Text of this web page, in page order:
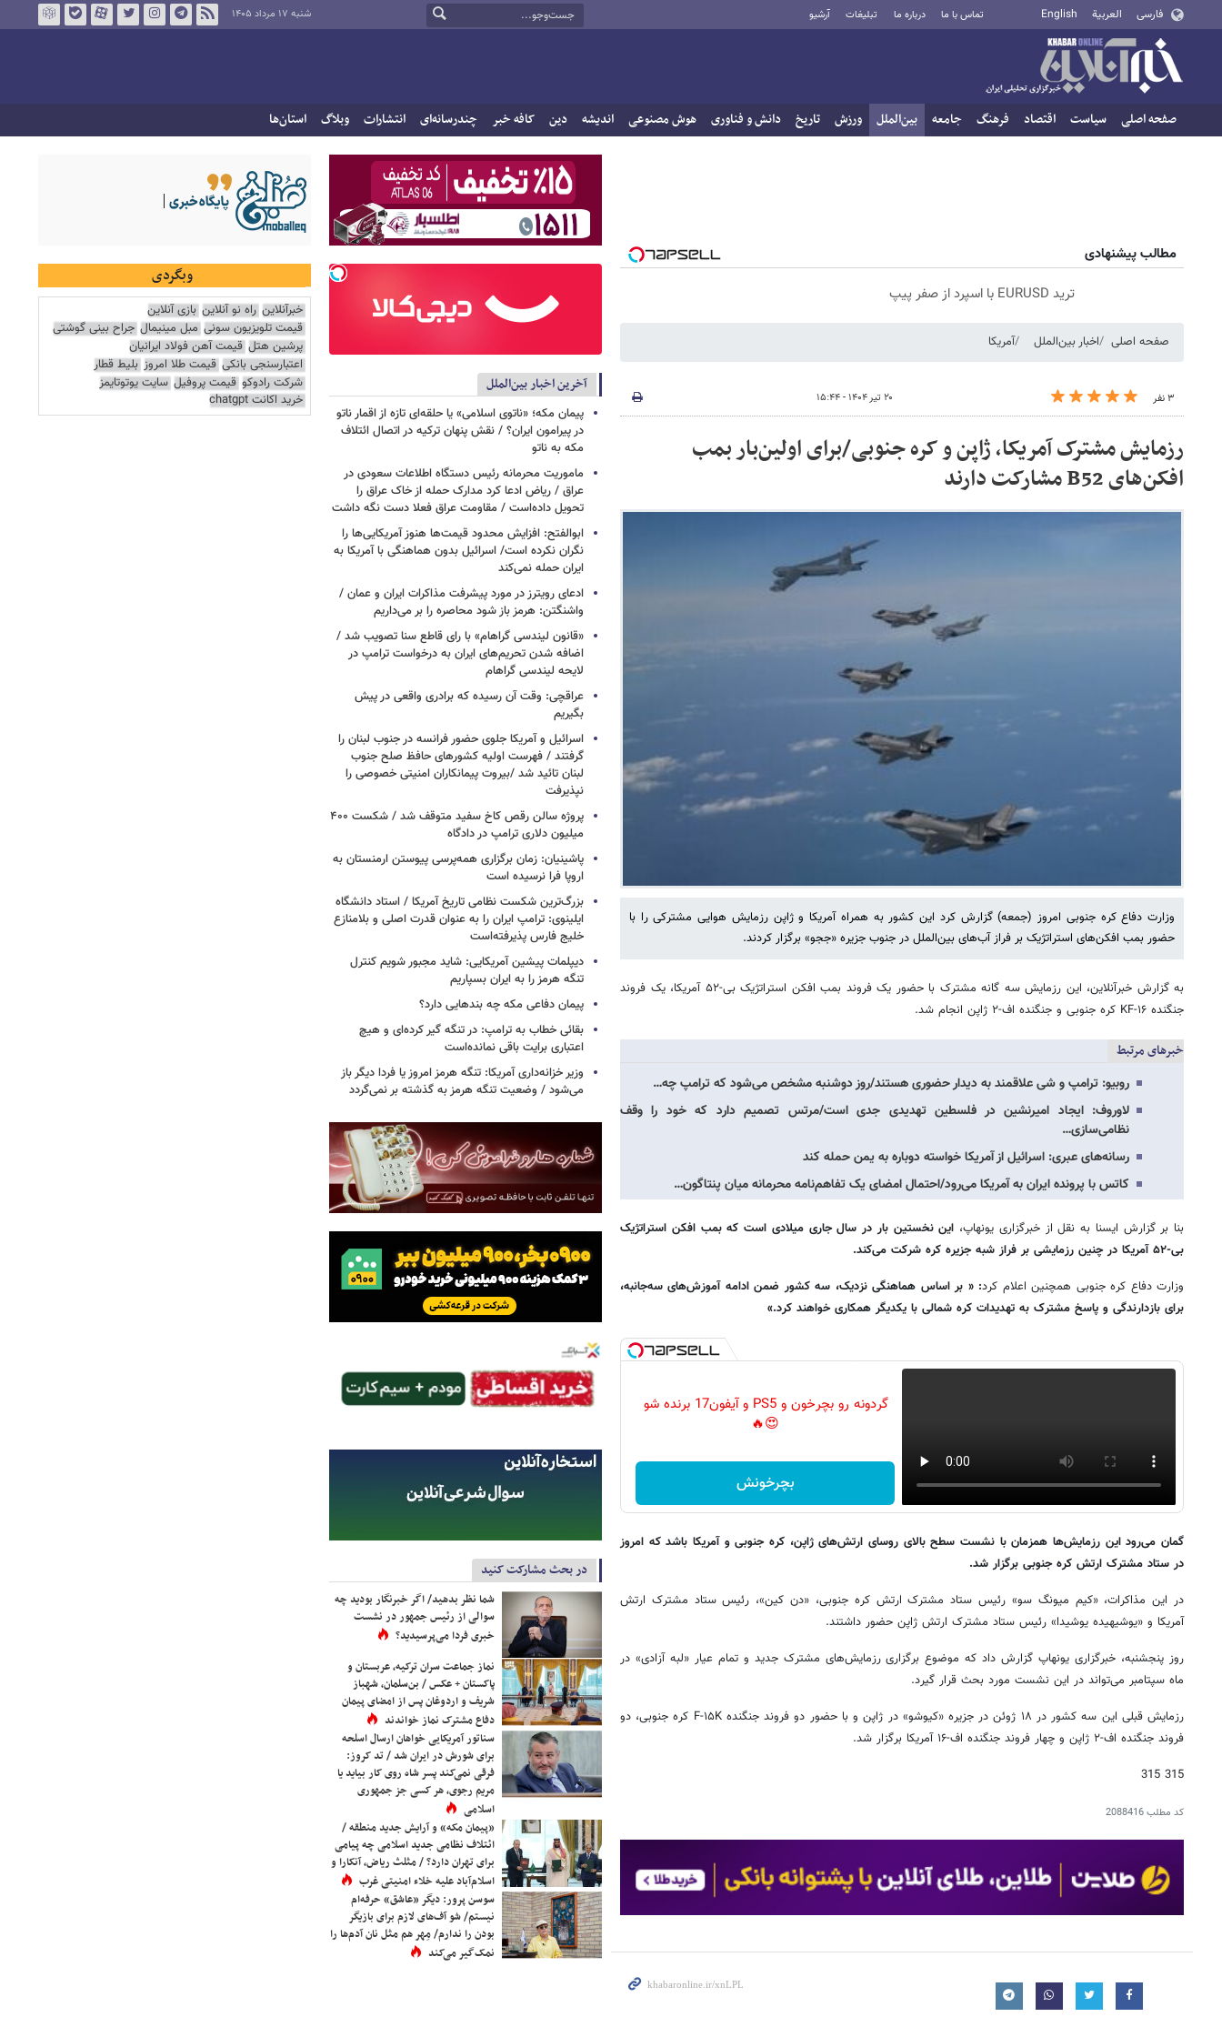
فارسی العربية English تماس با ما درباره ما تبلیغات آرشیو شنبه ۱۷ مرداد ۱۴۰۵
صفحه اصلی سیاست اقتصاد فرهنگ جامعه بین‌الملل ورزش تاریخ دانش و فناوری هوش مصنوعی اندیشه دین کافه خبر چندرسانه‌ای انتشارات وبلاگ استان‌ها
مطالب پیشنهادی
ترید EURUSD با اسپرد از صفر پیپ
صفحه اصلی اخبار بین‌الملل آمریکا
۳ نفر ۲۰ تیر ۱۴۰۴ - ۱۵:۴۴
رزمایش مشترک آمریکا، ژاپن و کره جنوبی/برای اولین‌بار بمب
افکن‌های B52 مشارکت دارند
وزارت دفاع کره جنوبی امروز (جمعه) گزارش کرد این کشور به همراه آمریکا و ژاپن رزمایش هوایی مشترکی را با
حضور بمب افکن‌های استراتژیک بر فراز آب‌های بین‌الملل در جنوب جزیره «ججو» برگزار کردند.
به گزارش خبرآنلاین، این رزمایش سه گانه مشترک با حضور یک فروند بمب افکن استراتژیک بی-۵۲ آمریکا، یک فروند
جنگنده KF-۱۶ کره جنوبی و جنگنده اف-۲ ژاپن انجام شد.
خبرهای مرتبط
روبیو: ترامپ و شی علاقمند به دیدار حضوری هستند/روز دوشنبه مشخص می‌شود که ترامپ چه…
لاوروف: ایجاد امیرنشین در فلسطین تهدیدی جدی است/مرتس تصمیم دارد که خود را وقف
نظامی‌سازی…
رسانه‌های عبری: اسرائیل از آمریکا خواسته دوباره به یمن حمله کند
کاتس با پرونده ایران به آمریکا می‌رود/احتمال امضای یک تفاهم‌نامه محرمانه میان پنتاگون…
بنا بر گزارش ایسنا به نقل از خبرگزاری یونهاپ، این نخستین بار در سال جاری میلادی است که بمب افکن استراتژیک
بی-۵۲ آمریکا در چنین رزمایشی بر فراز شبه جزیره کره شرکت می‌کند.
وزارت دفاع کره جنوبی همچنین اعلام کرد: « بر اساس هماهنگی نزدیک، سه کشور ضمن ادامه آموزش‌های سه‌جانبه،
برای بازدارندگی و پاسخ مشترک به تهدیدات کره شمالی با یکدیگر همکاری خواهند کرد.»
گردونه رو بچرخون و PS5 و آیفون17 برنده شو
😍🔥
بچرخونش
گمان می‌رود این رزمایش‌ها همزمان با نشست سطح بالای روسای ارتش‌های ژاپن، کره جنوبی و آمریکا باشد که امروز
در ستاد مشترک ارتش کره جنوبی برگزار شد.
در این مذاکرات، «کیم میونگ سو» رئیس ستاد مشترک ارتش کره جنوبی، «دن کین»، رئیس ستاد مشترک ارتش
آمریکا و «یوشیهیده یوشیدا» رئیس ستاد مشترک ارتش ژاپن حضور داشتند.
روز پنجشنبه، خبرگزاری یونهاپ گزارش داد که موضوع برگزاری رزمایش‌های مشترک جدید و تمام عیار «لبه آزادی» در
ماه سپتامبر می‌تواند در این نشست مورد بحث قرار گیرد.
رزمایش قبلی این سه کشور در ۱۸ ژوئن در جزیره «کیوشو» در ژاپن و با حضور دو فروند جنگنده F-۱۵K کره جنوبی، دو
فروند جنگنده اف-۲ ژاپن و چهار فروند جنگنده اف-۱۶ آمریکا برگزار شد.
315 315
کد مطلب2088416
آخرین اخبار بین‌الملل
پیمان مکه؛ «ناتوی اسلامی» یا حلقه‌ای تازه از اقمار ناتو
در پیرامون ایران؟ / نقش پنهان ترکیه در اتصال ائتلاف
مکه به ناتو
ماموریت محرمانه رئیس دستگاه اطلاعات سعودی در
عراق / ریاض ادعا کرد مدارک حمله از خاک عراق را
تحویل داده‌است / مقاومت عراق فعلا دست نگه داشت
ابوالفتح: افزایش محدود قیمت‌ها هنوز آمریکایی‌ها را
نگران نکرده است/ اسرائیل بدون هماهنگی با آمریکا به
ایران حمله نمی‌کند
ادعای رویترز در مورد پیشرفت مذاکرات ایران و عمان /
واشنگتن: هرمز باز شود محاصره را بر می‌داریم
«قانون لیندسی گراهام» با رای قاطع سنا تصویب شد /
اضافه شدن تحریم‌های ایران به درخواست ترامپ در
لایحه لیندسی گراهام
عراقچی: وقت آن رسیده که برادری واقعی در پیش
بگیریم
اسرائیل و آمریکا جلوی حضور فرانسه در جنوب لبنان را
گرفتند / فهرست اولیه کشورهای حافظ صلح جنوب
لبنان تائید شد /بیروت پیمانکاران امنیتی خصوصی را
نپذیرفت
پروژه سالن رقص کاخ سفید متوقف شد / شکست ۴۰۰
میلیون دلاری ترامپ در دادگاه
پاشینیان: زمان برگزاری همه‌پرسی پیوستن ارمنستان به
اروپا فرا نرسیده است
بزرگ‌ترین شکست نظامی تاریخ آمریکا / استاد دانشگاه
ایلینوی: ترامپ ایران را به عنوان قدرت اصلی و بلامنازع
خلیج فارس پذیرفته‌است
دیپلمات پیشین آمریکایی: شاید مجبور شویم کنترل
تنگه هرمز را به ایران بسپاریم
پیمان دفاعی مکه چه بندهایی دارد؟
بقائی خطاب به ترامپ: در تنگه گیر کرده‌ای و هیچ
اعتباری برایت باقی نمانده‌است
وزیر خزانه‌داری آمریکا: تنگه هرمز امروز یا فردا دیگر باز
می‌شود / وضعیت تنگه هرمز به گذشته بر نمی‌گردد
در بحث مشارکت کنید
شما نظر بدهید/ اگر خبرنگار بودید چه
سوالی از رئیس جمهور در نشست
خبری فردا می‌پرسیدید؟
نماز جماعت سران ترکیه، عربستان و
پاکستان + عکس / بن‌سلمان، شهباز
شریف و اردوغان پس از امضای پیمان
دفاع مشترک نماز خواندند
سناتور آمریکایی خواهان ارسال اسلحه
برای شورش در ایران شد / تد کروز:
فرقی نمی‌کند پسر شاه روی کار بیاید یا
مریم رجوی، هر کسی جز جمهوری
اسلامی
«پیمان مکه» و آرایش جدید منطقه /
ائتلاف نظامی جدید اسلامی چه پیامی
برای تهران دارد؟ / مثلث ریاض، آنکارا و
اسلام‌آباد علیه خلاء امنیتی غرب
سوسن پرور: دیگر «عاشق» حرفه‌ام
نیستم/ شو آف‌های لازم برای بازیگر
بودن را ندارم/ مِهر هم مثل نان آدم‌ها را
نمک‌گیر می‌کند
وبگردی
خبرآنلاین راه نو آنلاین بازی آنلاین
قیمت تلویزیون سونی مبل مینیمال جراح بینی گوشتی
پرشین هتل قیمت آهن فولاد ایرانیان
اعتبارسنجی بانکی قیمت طلا امروز بلیط قطار
شرکت رادوکو قیمت پروفیل سایت یوتوتایمز
خرید اکانت chatgpt